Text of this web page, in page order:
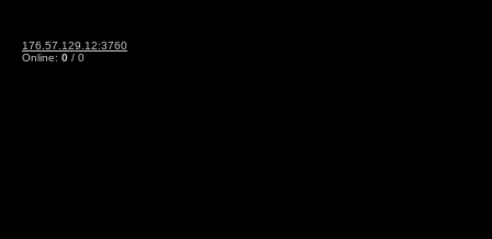
176.57.129.12:3760
Online: 0 / 0